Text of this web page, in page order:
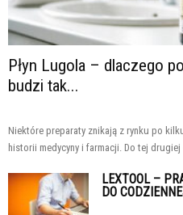
Płyn Lugola – dlaczego
budzi tak...
Niektóre preparaty znikają z rynku po
historii medycyny i farmacji. Do tej
LEXTOOL –
DO